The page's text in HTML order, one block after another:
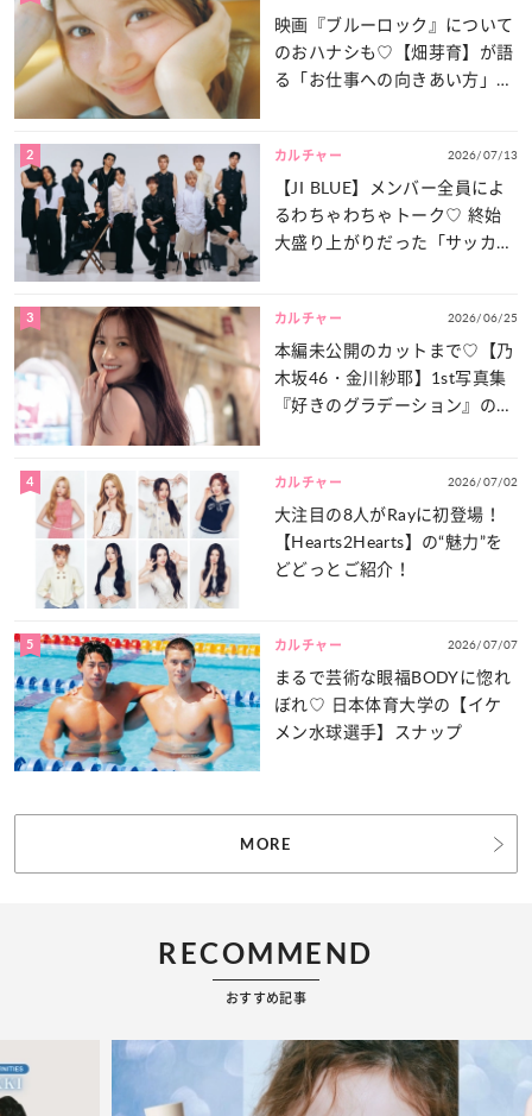
映画『ブルーロック』について
のおハナシも♡【畑芽育】が語
る「お仕事への向きあい方」と
2 カルチャー 2026/07/13
【JI BLUE】メンバー全員によ
るわちゃわちゃトーク♡ 終始
大盛り上がりだった「サッカー
3 カルチャー 2026/06/25
本編未公開のカットまで♡【乃
木坂46・金川紗耶】1st写真集
『好きのグラデーション』の魅
4 カルチャー 2026/07/02
大注目の8人がRayに初登場！
【Hearts2Hearts】の“魅力”を
どどっとご紹介！
5 カルチャー 2026/07/07
まるで芸術な眼福BODYに惚れ
ぼれ♡ 日本体育大学の【イケ
メン水球選手】スナップ
MORE
RECOMMEND
おすすめ記事